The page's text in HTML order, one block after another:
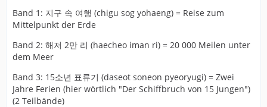
Band 1: 지구 속 여행 (chigu sog yohaeng) = Reise zum
Mittelpunkt der Erde
Band 2: 해저 2만 리 (haecheo iman ri) = 20 000 Meilen unter
dem Meer
Band 3: 15소년 표류기 (daseot soneon pyeoryugi) = Zwei
Jahre Ferien (hier wörtlich "Der Schiffbruch von 15 Jungen")
(2 Teilbände)